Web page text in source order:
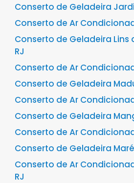
Conserto de Geladeira
Conserto de Ar
Conserto de Geladeira Lins
RJ
Conserto de Ar
Conserto de Geladeira
Conserto de Ar
Conserto de Geladeira
Conserto de Ar
Conserto de Geladeira Maré
Conserto de Ar
RJ